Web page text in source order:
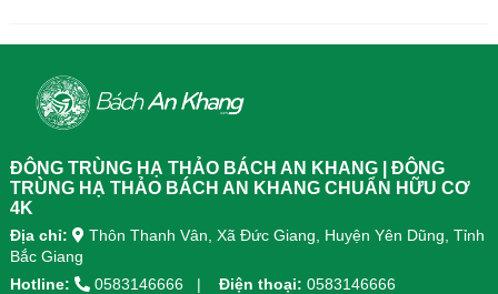
tiêu hóa, ngủ ngon, giảm mệt mỏi.
Sản phẩm được sản xuất tại nhà
máy đạt chuẩn GMP, sử dụng công
giúp hấp thu nhanh và hiệu quả
hơn.
ĐÔNG TRÙNG HẠ THẢO BÁCH AN KHANG | ĐÔNG
TRÙNG HẠ THẢO BÁCH AN KHANG CHUẨN HỮU CƠ
4K
Địa chỉ:
Thôn Thanh Vân, Xã Đức Giang, Huyện Yên Dũng, Tỉnh
Bắc Giang
Hotline:
0583146666 Điện thoại: 0583146666